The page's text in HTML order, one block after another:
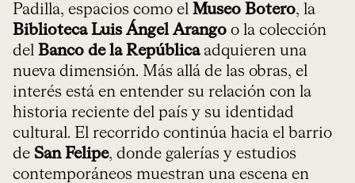
Padilla, espacios como el Museo Botero, la
Biblioteca Luis Ángel Arango o la colección
del Banco de la Repúblicaadquieren una
nueva dimensión. Más allá de las obras, el
interés está en entender su relación con la
historia reciente del país y su identidad
cultural. El recorrido continúa hacia el barrio
de San Felipe, donde galerías y estudios
contemporáneos muestran una escena en